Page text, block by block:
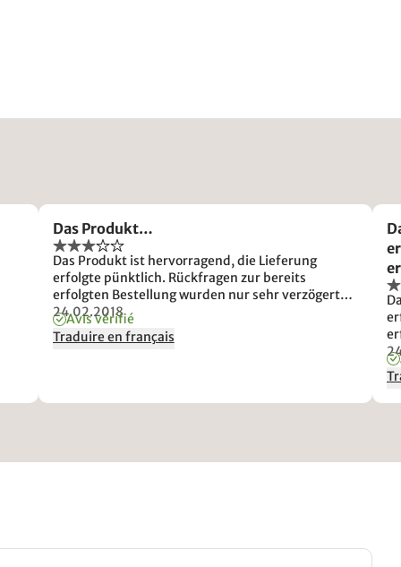
Das Produkt…
Das Produkt ist hervorragend, die Lieferung
erfolgte pünktlich. Rückfragen zur bereits
erfolgten Bestellung wurden nur sehr verzögert
nach Androhung der Rücknahme der Bestellung
beantwortet. Die Darstellung der
Zahlungsmöglichkeiten mit Rabatt fand ich nicht
24.02.2018
Avis vérifié
Traduire en français